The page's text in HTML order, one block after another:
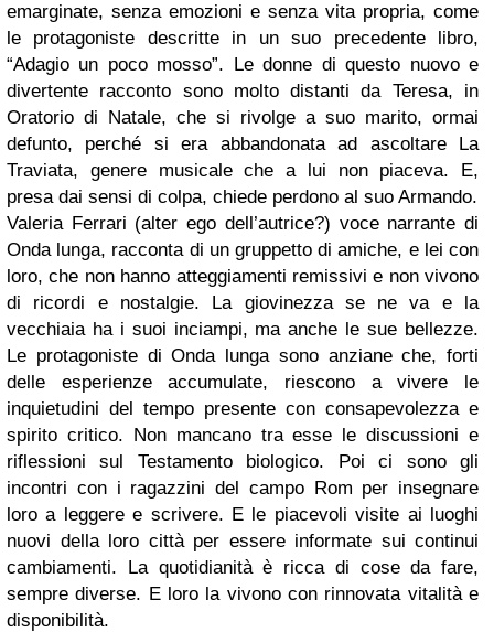
emarginate, senza emozioni e senza vita propria, come
le protagoniste descritte in un suo precedente libro,
“Adagio un poco mosso”. Le donne di questo nuovo e
divertente racconto sono molto distanti da Teresa, in
Oratorio di Natale, che si rivolge a suo marito, ormai
defunto, perché si era abbandonata ad ascoltare La
Traviata, genere musicale che a lui non piaceva. E,
presa dai sensi di colpa, chiede perdono al suo Armando.
Valeria Ferrari (alter ego dell’autrice?) voce narrante di
Onda lunga, racconta di un gruppetto di amiche, e lei con
loro, che non hanno atteggiamenti remissivi e non vivono
di ricordi e nostalgie. La giovinezza se ne va e la
vecchiaia ha i suoi inciampi, ma anche le sue bellezze.
Le protagoniste di Onda lunga sono anziane che, forti
delle esperienze accumulate, riescono a vivere le
inquietudini del tempo presente con consapevolezza e
spirito critico. Non mancano tra esse le discussioni e
riflessioni sul Testamento biologico. Poi ci sono gli
incontri con i ragazzini del campo Rom per insegnare
loro a leggere e scrivere. E le piacevoli visite ai luoghi
nuovi della loro città per essere informate sui continui
cambiamenti. La quotidianità è ricca di cose da fare,
sempre diverse. E loro la vivono con rinnovata vitalità e
disponibilità.